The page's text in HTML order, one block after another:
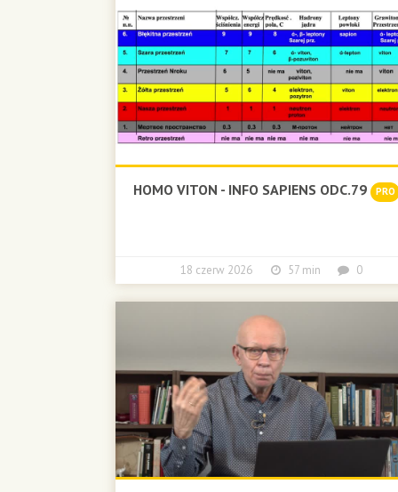
HOMO VITON - INFO SAPIENS ODC.79 PRO
18 czerw 2026 57 min 0